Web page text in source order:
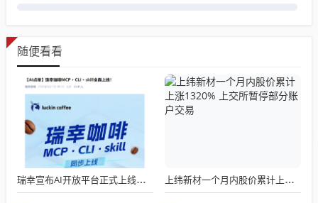
随便看看
瑞幸宣布AI开放平台正式上线，我们点了一杯试了试 上纬新材一个月内股价累计上涨1320% 上交所暂停部分账户交易